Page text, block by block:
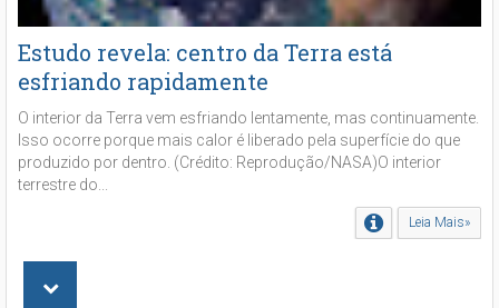
Estudo revela: centro da Terra está
esfriando rapidamente
O interior da Terra vem esfriando lentamente, mas continuamente.
Isso ocorre porque mais calor é liberado pela superfície do que
produzido por dentro. (Crédito: Reprodução/NASA)O interior
terrestre do...
Leia Mais»